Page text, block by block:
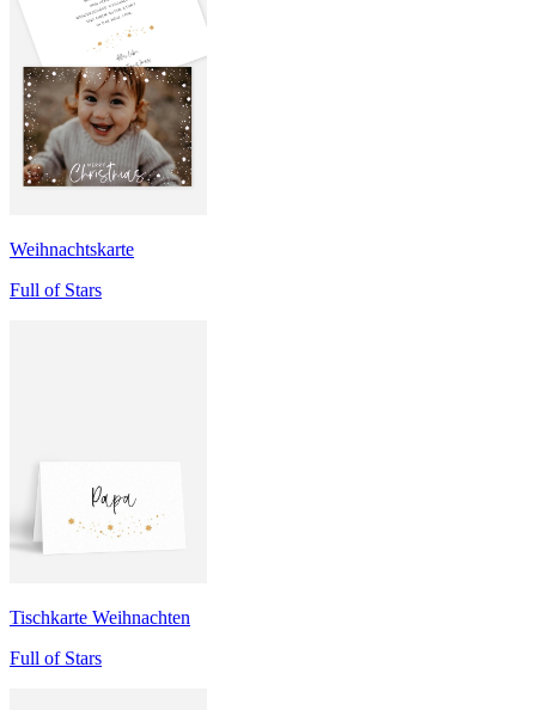
Weihnachtskarte
Full of Stars
Tischkarte Weihnachten
Full of Stars